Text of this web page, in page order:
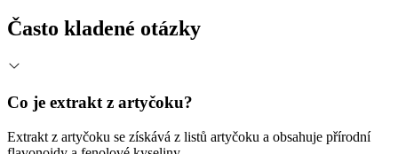
Často kladené otázky
Co je extrakt z artyčoku?
Extrakt z artyčoku se získává z listů artyčoku a obsahuje přírodní